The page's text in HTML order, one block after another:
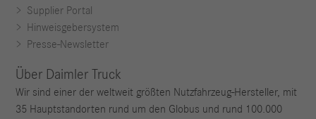
Supplier Portal
Hinweisgebersystem
Presse-Newsletter
Über Daimler Truck
Wir sind einer der weltweit größten Nutzfahrzeug-Hersteller, mit
35 Hauptstandorten rund um den Globus und rund 100.000